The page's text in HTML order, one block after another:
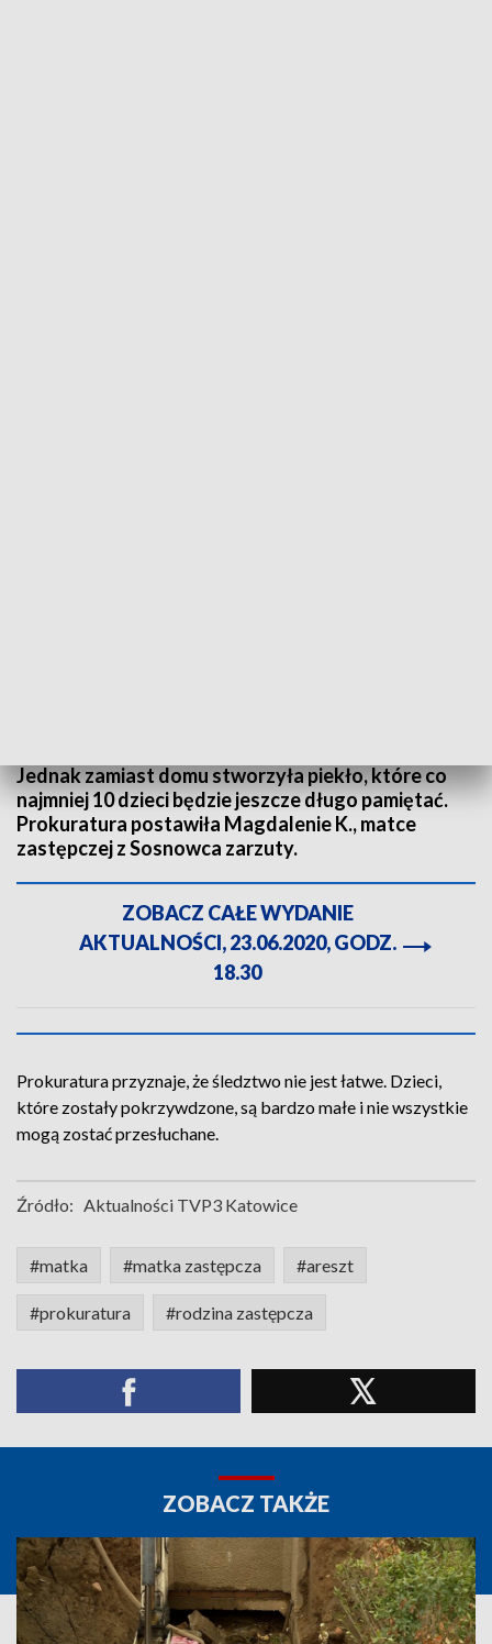
Jednak zamiast domu stworzyła piekło, które co
najmniej 10 dzieci będzie jeszcze długo pamiętać.
Prokuratura postawiła Magdalenie K., matce
zastępczej z Sosnowca zarzuty.
ZOBACZ CAŁE WYDANIE
AKTUALNOŚCI, 23.06.2020, GODZ.
18.30
Prokuratura przyznaje, że śledztwo nie jest łatwe. Dzieci,
które zostały pokrzywdzone, są bardzo małe i nie wszystkie
mogą zostać przesłuchane.
Źródło: Aktualności TVP3 Katowice
#matka #matka zastępcza #areszt
#prokuratura #rodzina zastępcza
ZOBACZ TAKŻE